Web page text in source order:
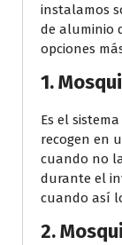
instalamos
de aluminio
opciones
1.
Es el
recogen en
cuando no
durante el
cuando así
2.